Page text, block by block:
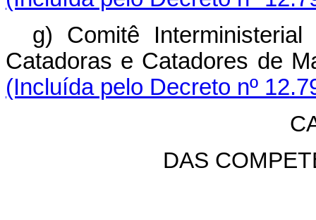
g) Comitê
Catadoras e Catadores de
(Incluída pelo Decreto nº
DAS